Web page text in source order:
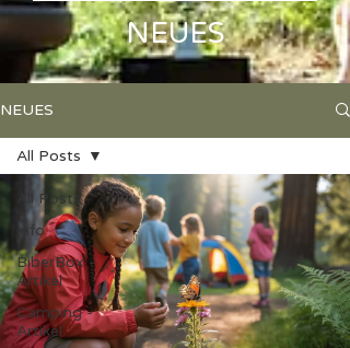
NEUES
NEUES
All Posts
Info
BiberBox -
Artikel
Camping -
Artikel
All Posts